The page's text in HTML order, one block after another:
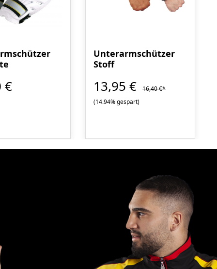
€
Unterarmschützer
Stoff
13,95 €
16,40 €*
(14.94% gespart)